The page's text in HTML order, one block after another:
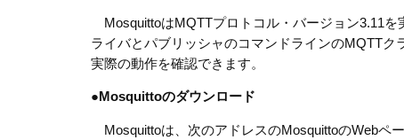
MosquittoはMQTTプロトコル・バージョン3.11を
ライバとパブリッシャのコマンドラインのMQTT
実際の動作を確認できます。
●Mosquittoのダウンロード
Mosquittoは、次のアドレスのMosquittoのWebペ